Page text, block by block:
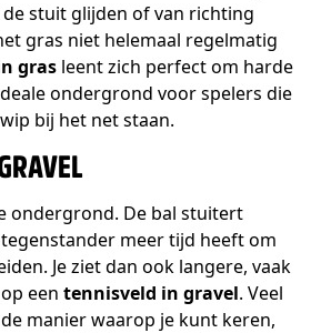
stuit glijden of van richting
gras niet helemaal regelmatig
gras leent zich perfect om harde
ondergrond voor spelers die
bij het net staan.
ondergrond. De bal stuitert
meer tijd heeft om
Je ziet dan ook langere, vaak
een tennisveld in gravel. Veel
manier waarop je kunt keren,